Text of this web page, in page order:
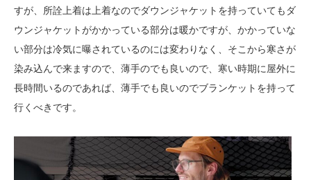
すが、所詮上着は上着なのでダウンジャケットを持っていてもダ
ウンジャケットがかかっている部分は暖かですが、かかっていな
い部分は冷気に曝されているのには変わりなく、そこから寒さが
染み込んで来ますので、薄手のでも良いので、寒い時期に屋外に
長時間いるのであれば、薄手でも良いのでブランケットを持って
行くべきです。